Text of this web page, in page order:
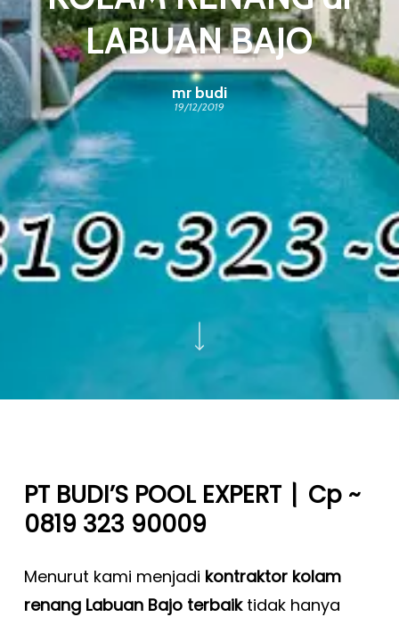
LABUAN BAJO
mr budi
19/12/2019
PT BUDI’S POOL EXPERT| Cp ~
0819 323 90009
Menurut kami menjadi kontraktor kolam
renang Labuan Bajo terbaiktidak hanya